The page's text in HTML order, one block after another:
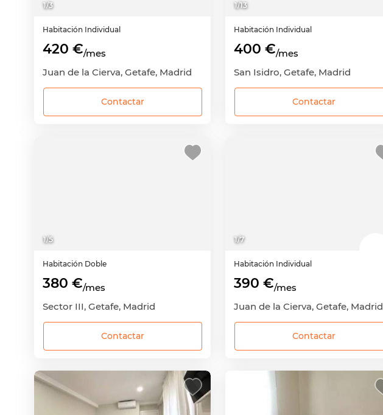
1/3
Habitación Individual
420 €/mes
Juan de la Cierva, Getafe, Madrid
Contactar
1/13
Habitación Individual
400 €/mes
San Isidro, Getafe, Madrid
Contactar
1/5
Habitación Doble
380 €/mes
Sector III, Getafe, Madrid
Contactar
1/7
Habitación Individual
390 €/mes
Juan de la Cierva, Getafe, Madrid
Contactar